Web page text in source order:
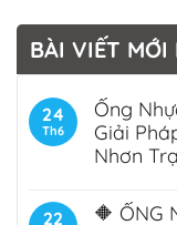
BÀI VIẾT MỚI
24
Th6
Ống
Giải
Nhơn
22
🔶 ỐNG